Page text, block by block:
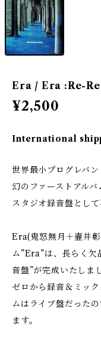
Era / Era :Re-
¥2,500
International
世界最小プログレバン
幻のファーストアル
スタジオ録音盤とし
Era(鬼怒無月＋壷井
ム”Era”は、長らく欠
音盤”が完成いたしま
ゼロから録音＆ミッ
ムはライブ盤だった
ます。